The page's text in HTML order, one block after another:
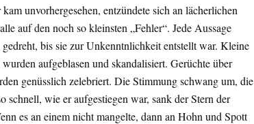
unvorhergesehen, entzündete sich an lächerlichen
auf den noch so kleinsten „Fehler“. Jede Aussage
bis sie zur Unkenntnlichkeit entstellt war. Kleine
aufgeblasen und skandalisiert. Gerüchte über
genüsslich zelebriert. Die Stimmung schwang um, die
schnell, wie er aufgestiegen war, sank der Stern der
es an einem nicht mangelte, dann an Hohn und Spott